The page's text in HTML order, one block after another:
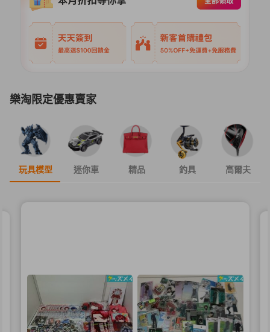
樂淘限定優惠賣家
玩具模型 迷你車 精品 釣具 高爾夫